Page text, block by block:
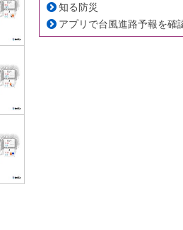
知る防災
アプリで台風進路予報を確